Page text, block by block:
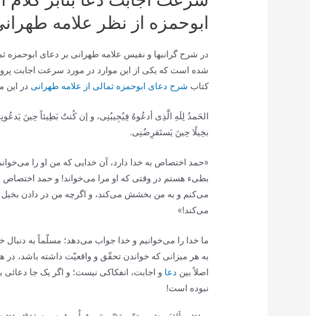
ابوحمزه از نظر علامه
در شرح گرانبها و نفیس علامه طهرانی بر دعای
شده است که یکی از این موارد در مورد سرعت اجابت
کتاب شرح دعای ابوحمزه ثمالی از علامه طهرانی در این
الحَمدُ لِلَهِ الَّذِی أدعُوهُ فِیُجِیبُنِی، و إن کُنتُ بَطِیئاً حِینَ
بخِیلًا حِینَ یَستَقرِضُنِی.
«حمد اختصاص به خدا دارد، آن خدایی که من او را
بطیء هستم در وقتی که او مرا می‌خواند! و حمد اختصاص
می‌کنم و به من بخشش می‌کند، و اگرچه من در دادن
می‌کند!»
ما خدا را می‌خوانیم و خدا جواب می‌دهد؛ مسلّماً به
به هر میزانی که خواندن تحقّق و واقعیّت داشته باشد،
اصلاً بین دعا و اجابت، انفکاکی نیست؛ و اگر یک جا دعائی
نبوده است!